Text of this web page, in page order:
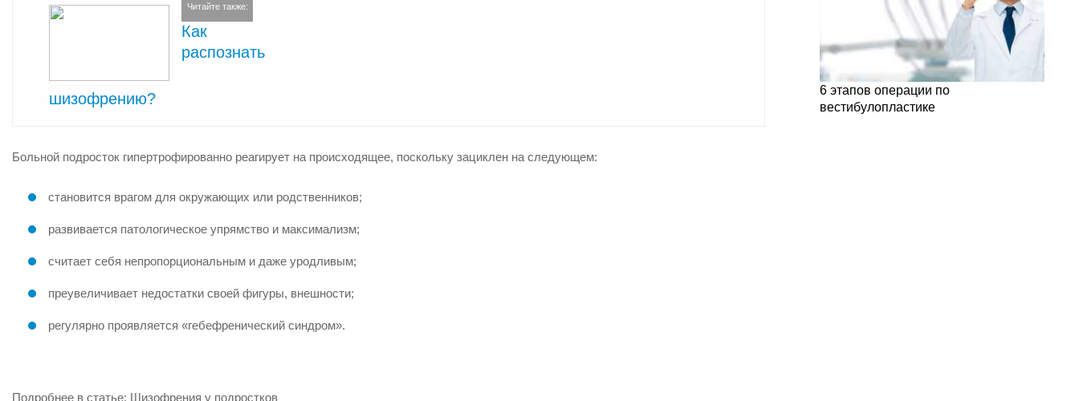
Читайте также:
Как
распознать
шизофрению?
Больной подросток гипертрофированно реагирует на происходящее, поскольку зациклен на следующем:
становится врагом для окружающих или родственников;
развивается патологическое упрямство и максимализм;
считает себя непропорциональным и даже уродливым;
преувеличивает недостатки своей фигуры, внешности;
регулярно проявляется «гебефренический синдром».
Подробнее в статье: Шизофрения у подростков
6 этапов операции по
вестибулопластике